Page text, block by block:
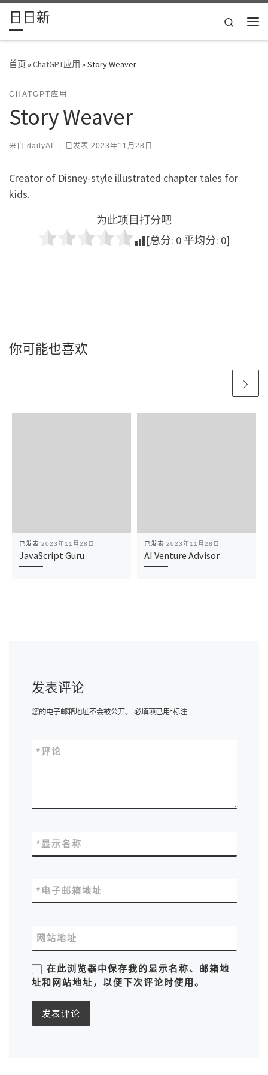
Skip to content
日日新
Search
首页»ChatGPT应用 »Story Weaver
CHATGPT应用
Story Weaver
来自 dailyAI | 已发表 2023年11月28日
Creator of Disney-style illustrated chapter tales for
kids.
为此项目打分吧
[总分: 0 平均分: 0]
你可能也喜欢
已发表 2023年11月28日
JavaScript Guru
已发表 2023年11月28日
AI Venture Advisor
发表评论
您的电子邮箱地址不会被公开。 必填项已用*标注
评论
*
显示名称
*
电子邮箱地址
*
网站地址
在此浏览器中保存我的显示名称、邮箱地
址和网站地址，以便下次评论时使用。